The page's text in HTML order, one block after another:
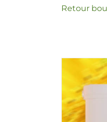
Retour